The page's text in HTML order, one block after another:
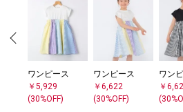
ワンピース
￥5,929
(30%OFF)
ワンピース
￥6,622
(30%OFF)
ワン
￥